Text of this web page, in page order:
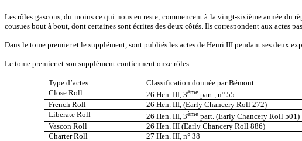
Les rôles gascons, du moins ce qui nous en reste, commencent à la vingt-sixième année
cousues bout à bout, dont certaines sont écrites des deux côtés. Ils correspondent aux actes
Dans le tome premier et le supplément, sont publiés les actes de Henri III pendant ses deux
Le tome premier et son supplément contiennent onze rôles :
Type d’actes Classification donnée par Bémont
Close Roll
26 Hen. III, 3èmepart., n° 55
French Roll
26 Hen. III, (Early Chancery Roll 272)
Liberate Roll
26 Hen. III, 3èmepart. (Early Chancery Roll 501)
Vascon Roll
26 Hen. III (Early Chancery Roll 886)
Charter Roll
27 Hen. III, n° 38